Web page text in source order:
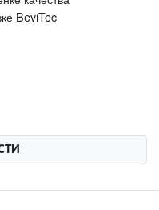
BeviTec